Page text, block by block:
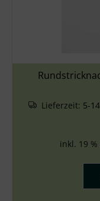
Lieferzeit: 5-
inkl. 19